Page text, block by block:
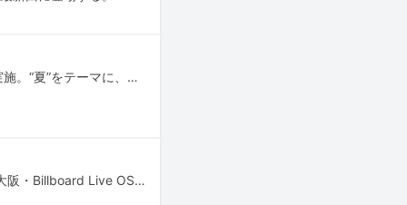
音楽ナタリーでは昨年に引き続き、プレイリスト企画「Sounds of Summer」を実施。“夏”をテーマに、さまざまなアーティストの選曲によるプレイリストを随時掲載していく。第5回となる今回は徳利が選んだ10曲をコメントとともに紹介する。
birdのワンマンライブ「bird "25th Anniversary Best 2024" Live!」が9月18日に大阪・Billboard Live OSAKA、27日に東京・Billboard Live TOKYOにて開催される。